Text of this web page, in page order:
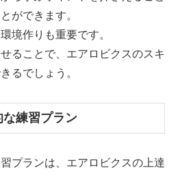
ができます。
境作りも重要です。
ることで、エアロビクスのスキ
るでしょう。
な練習プラン
プランは、エアロビクスの上達